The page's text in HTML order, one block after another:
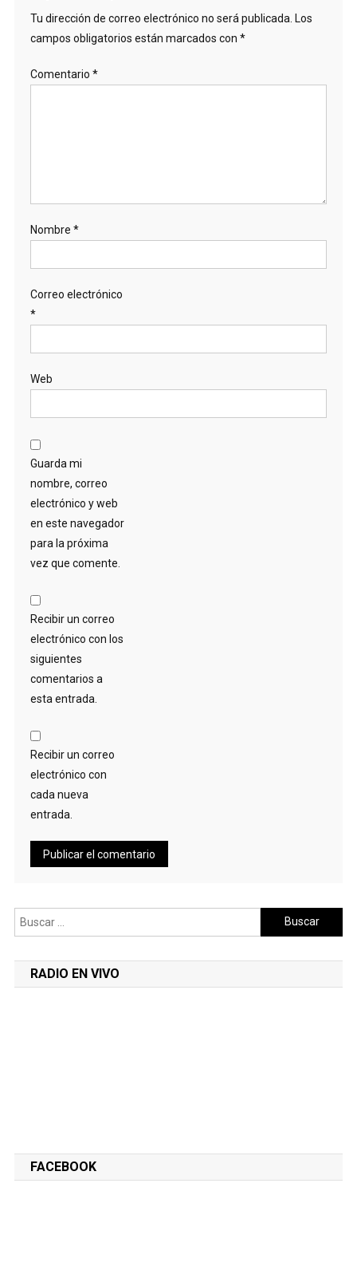
Tu dirección de correo electrónico no será publicada. Los
campos obligatorios están marcados con *
Comentario *
Nombre *
Correo electrónico
*
Web
Guarda mi
nombre, correo
electrónico y web
en este navegador
para la próxima
vez que comente.
Recibir un correo
electrónico con los
siguientes
comentarios a
esta entrada.
Recibir un correo
electrónico con
cada nueva
entrada.
Buscar:
RADIO EN VIVO
FACEBOOK